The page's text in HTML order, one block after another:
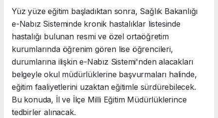
Yüz yüze eğitim başladıktan sonra, Sağlık Bakanlığı
e-Nabız Sisteminde kronik hastalıklar listesinde
hastalığı bulunan resmi ve özel ortaöğretim
kurumlarında öğrenim gören lise öğrencileri,
durumlarına ilişkin e-Nabız Sistemi'nden alacakları
belgeyle okul müdürlüklerine başvurmaları halinde,
eğitim faaliyetlerini uzaktan eğitimle sürdürebilecek.
Bu konuda, İl ve İlçe Milli Eğitim Müdürlüklerince
tedbirler alınacak.